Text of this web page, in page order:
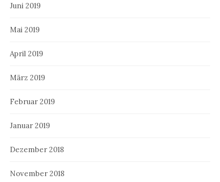
Juni 2019
Mai 2019
April 2019
März 2019
Februar 2019
Januar 2019
Dezember 2018
November 2018